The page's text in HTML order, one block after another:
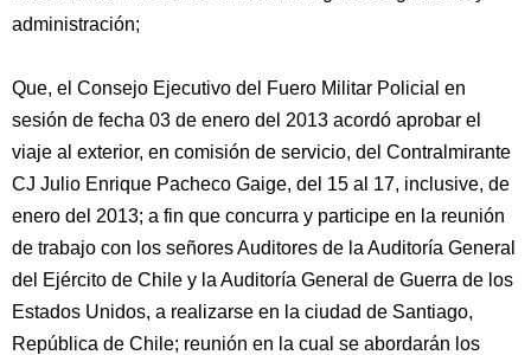
administración;
Que, el Consejo Ejecutivo del Fuero Militar Policial en
sesión de fecha 03 de enero del 2013 acordó aprobar el
viaje al exterior, en comisión de servicio, del Contralmirante
CJ Julio Enrique Pacheco Gaige, del 15 al 17, inclusive, de
enero del 2013; a fin que concurra y participe en la reunión
de trabajo con los señores Auditores de la Auditoría General
del Ejército de Chile y la Auditoría General de Guerra de los
Estados Unidos, a realizarse en la ciudad de Santiago,
República de Chile; reunión en la cual se abordarán los